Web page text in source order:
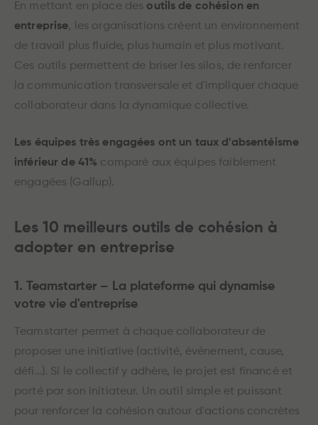
En mettant en place des outils de cohésion en
entreprise, les organisations créent un environnement
de travail plus fluide, plus humain et plus motivant.
Ces outils permettent de briser les silos, de renforcer
la communication transversale et d'impliquer chaque
collaborateur dans la dynamique collective.
Les équipes très engagées ont un taux d'absentéisme
inférieur de 41% comparé aux équipes faiblement
engagées (Gallup).
Les 10 meilleurs outils de cohésion à
adopter en entreprise
1. Teamstarter – La plateforme qui dynamise
votre vie d'entreprise
Teamstarter permet à chaque collaborateur de
proposer une initiative (activité, événement, cause,
défi…). Si le collectif y adhère, le projet est financé et
porté par son initiateur. Un outil simple et puissant
pour renforcer la cohésion autour d'actions concrètes